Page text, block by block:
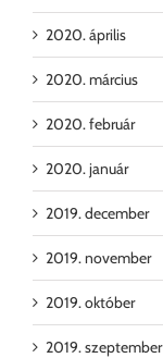
2020. április
2020. március
2020. február
2020. január
2019. december
2019. november
2019. október
2019. szeptember